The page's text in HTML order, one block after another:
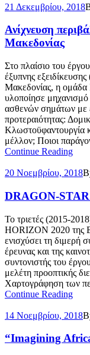
21 Δεκεμβρίου, 2018
Ανίχνευση
Μακεδονίας
Στο πλαίσιο του
έξυπνης
Μακεδονίας, η ομάδα
υλοποίησε
ασθενών σημάτων με
προτεραιότητας:
Κλωστοϋφαντουργία
μέλλον; Ποιοι
Continue Reading
20 Νοεμβρίου, 2018
DRAGON-
To τριετές (2015-
HORIZON 2020 της
ενισχύσει τη διμερή
έρευνας και της
συντονιστής του
μελέτη προοπτικής
Χαρτογράφηση των
Continue Reading
14 Νοεμβρίου, 2018
“Imagining